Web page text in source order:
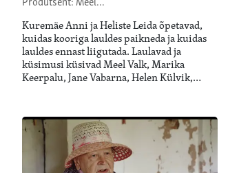
Kuremäe Anni ja Heliste Leida õpetavad,
kuidas kooriga lauldes paikneda ja kuidas
lauldes ennast liigutada. Laulavad ja
küsimusi küsivad Meel Valk, Marika
Keerpalu, Jane Vabarna, Helen Külvik,…